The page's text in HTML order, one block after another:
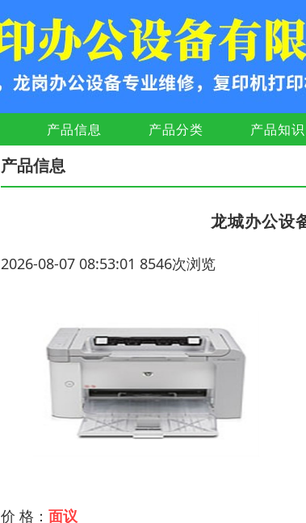
产品信息 产品分类 产品知识
产品信息
龙城办公设
2026-08-07 08:53:01 8546次浏览
价 格： 面议